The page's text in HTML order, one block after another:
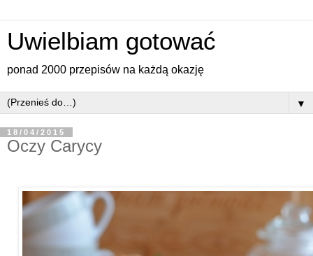
Uwielbiam gotować
ponad 2000 przepisów na każdą okazję
▼
18/04/2015
Oczy Carycy